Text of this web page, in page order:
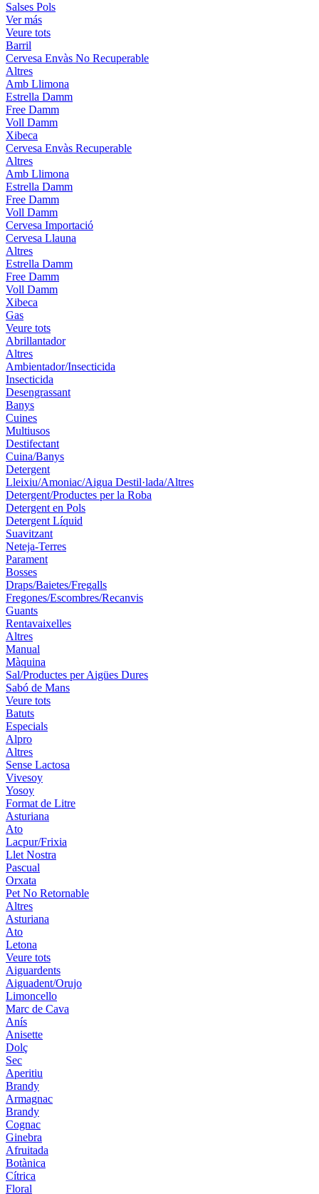
Salses Pols
Ver más
Veure tots
Barril
Cervesa Envàs No Recuperable
Altres
Amb Llimona
Estrella Damm
Free Damm
Voll Damm
Xibeca
Cervesa Envàs Recuperable
Altres
Amb Llimona
Estrella Damm
Free Damm
Voll Damm
Cervesa Importació
Cervesa Llauna
Altres
Estrella Damm
Free Damm
Voll Damm
Xibeca
Gas
Veure tots
Abrillantador
Altres
Ambientador/Insecticida
Insecticida
Desengrassant
Banys
Cuines
Multiusos
Destifectant
Cuina/Banys
Detergent
Lleixiu/Amoniac/Aigua Destil·lada/Altres
Detergent/Productes per la Roba
Detergent en Pols
Detergent Líquid
Suavitzant
Neteja-Terres
Parament
Bosses
Draps/Baietes/Fregalls
Fregones/Escombres/Recanvis
Guants
Rentavaixelles
Altres
Manual
Màquina
Sal/Productes per Aigües Dures
Sabó de Mans
Veure tots
Batuts
Especials
Alpro
Altres
Sense Lactosa
Vivesoy
Yosoy
Format de Litre
Asturiana
Ato
Lacpur/Frixia
Llet Nostra
Pascual
Orxata
Pet No Retornable
Altres
Asturiana
Ato
Letona
Veure tots
Aiguardents
Aiguadent/Orujo
Limoncello
Marc de Cava
Anís
Anisette
Dolç
Sec
Aperitiu
Brandy
Armagnac
Brandy
Cognac
Ginebra
Afruitada
Botànica
Cítrica
Floral